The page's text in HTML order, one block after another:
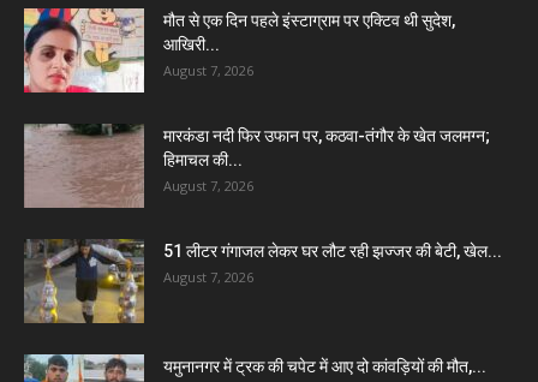
मौत से एक दिन पहले इंस्टाग्राम पर एक्टिव थी सुदेश,
आखिरी...
August 7, 2026
मारकंडा नदी फिर उफान पर, कठवा-तंगौर के खेत जलमग्न;
हिमाचल की...
August 7, 2026
51 लीटर गंगाजल लेकर घर लौट रही झज्जर की बेटी, खेल...
August 7, 2026
यमुनानगर में ट्रक की चपेट में आए दो कांवड़ियों की मौत,...